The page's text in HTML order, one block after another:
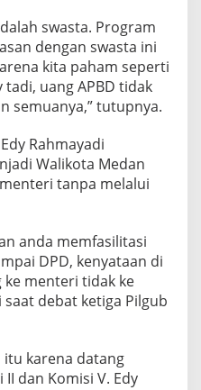
swasta. Program
dengan swasta ini
kita paham seperti
tadi, uang APBD tidak
semuanya,” tutupnya.
Rahmayadi
Walikota Medan
tanpa melalui
anda memfasilitasi
DPD, kenyataan di
ke menteri tidak ke
saat debat ketiga Pilgub
itu karena datang
II dan Komisi V. Edy